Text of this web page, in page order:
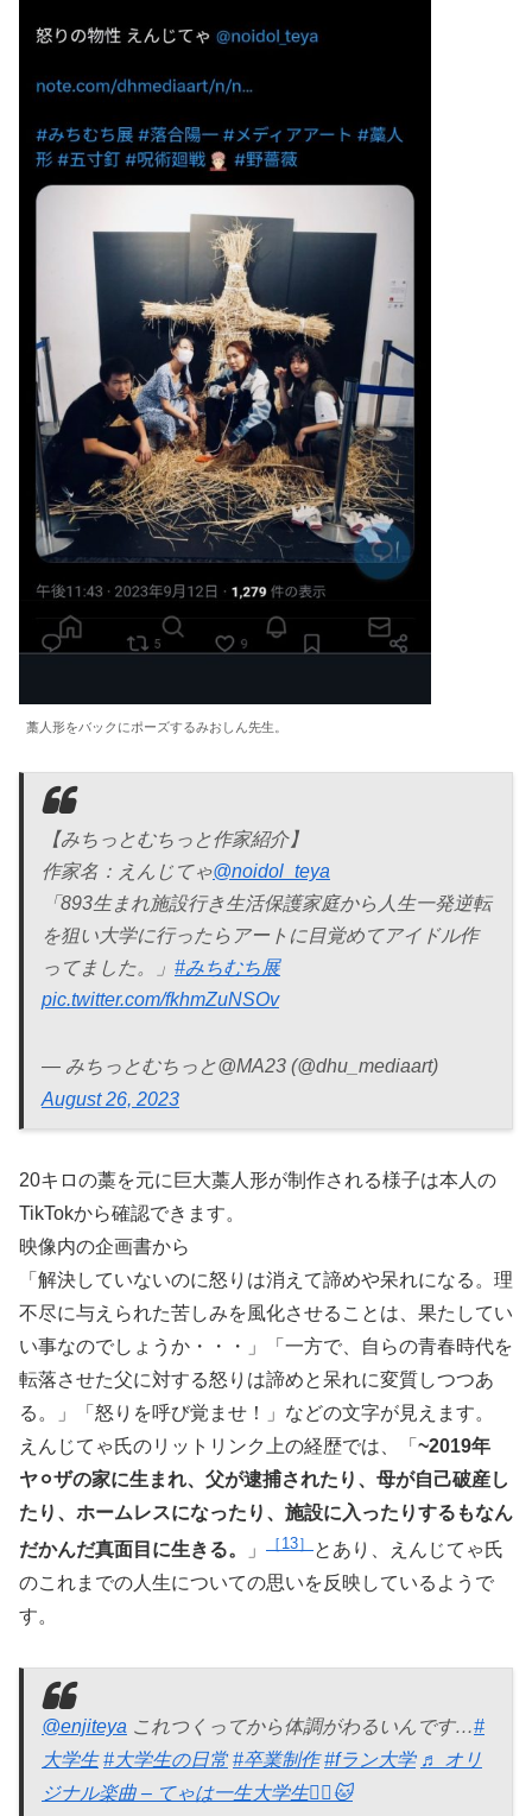
藁人形をバックにポーズするみおしん先生。
【みちっとむちっと作家紹介】
作家名：えんじてゃ@noidol_teya
「893生まれ施設行き生活保護家庭から人生一発逆転
を狙い大学に行ったらアートに目覚めてアイドル作
ってました。」 #みちむち展
pic.twitter.com/fkhmZuNSOv
— みちっとむちっと@MA23 (@dhu_mediaart)
August 26, 2023
20キロの藁を元に巨大藁人形が制作される様子は本人の
TikTokから確認できます。
映像内の企画書から
「解決していないのに怒りは消えて諦めや呆れになる。理
不尽に与えられた苦しみを風化させることは、果たしてい
い事なのでしょうか・・・」「一方で、自らの青春時代を
転落させた父に対する怒りは諦めと呆れに変質しつつあ
る。」「怒りを呼び覚ませ！」などの文字が見えます。
えんじてゃ氏のリットリンク上の経歴では、「 ~2019年
ヤ⚪︎ザの家に生まれ、父が逮捕されたり、母が自己破産し
たり、ホームレスになったり、施設に入ったりするもなん
だかんだ真面目に生きる。
」 13
とあり、えんじてゃ氏
のこれまでの人生についての思いを反映しているようで
す。
@enjiteya これつくってから体調がわるいんです…#
大学生 #大学生の日常 #卒業制作 #fラン大学 ♬ オリ
ジナル楽曲 – てゃは一生大学生❤️‍🔥🐱